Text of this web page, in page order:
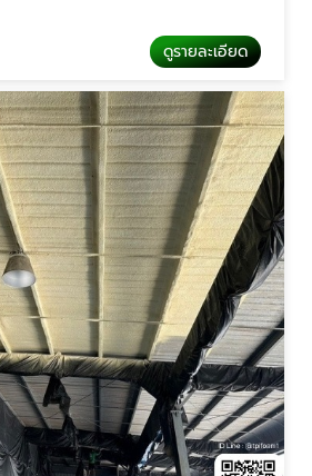
ดูรายละเอียด